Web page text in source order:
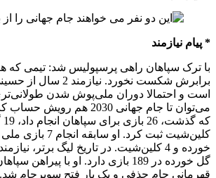
* پیام نیازمند
با ترک سپاهان راهی پرسپولیس شد: تیمی که
برابرش شکست نخورد.
است و احتمالا دوران ملی‌پوش شدن
می‌توان تا جام جهانی 2030 هم
گل خورده در 189 بازی دارد. او با
قهرمانی جام حذفی و یک بار فتح سوپرجام شد.